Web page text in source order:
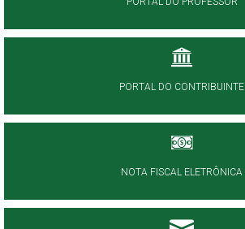
PORTAL DO CONTRIBUINTE
NOTA FISCAL ELETRÔNICA